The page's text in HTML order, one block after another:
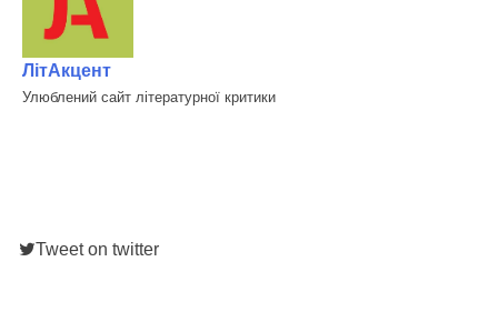
ЛітАкцент
Улюблений сайт літературної критики
Tweet on twitter